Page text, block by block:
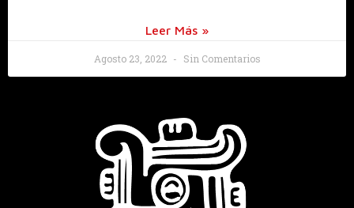
Leer Más »
Agosto 23, 2022 Sin Comentarios